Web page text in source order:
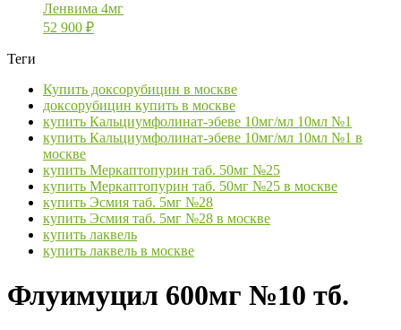
Ленвима 4мг
52 900 ₽
Теги
Купить доксорубицин в москве
доксорубицин купить в москве
купить Кальциумфолинат-эбеве 10мг/мл 10мл №1
купить Кальциумфолинат-эбеве 10мг/мл 10мл №1 в
москве
купить Меркаптопурин таб. 50мг №25
купить Меркаптопурин таб. 50мг №25 в москве
купить Эсмия таб. 5мг №28
купить Эсмия таб. 5мг №28 в москве
купить лаквель
купить лаквель в москве
Флуимуцил 600мг №10 тб.